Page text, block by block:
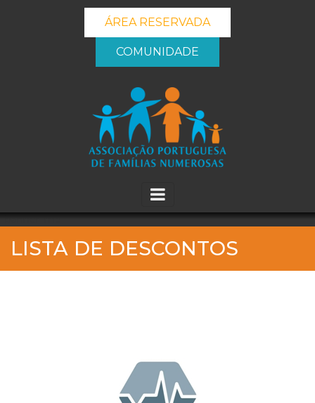
ÁREA RESERVADA
COMUNIDADE
_banner_me_
LISTA DE DESCONTOS